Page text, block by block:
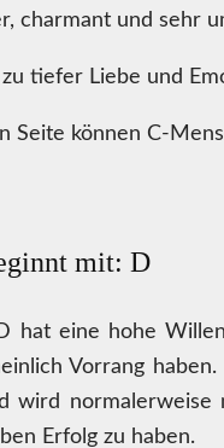
charmant und sehr
tiefer Liebe und
Seite können C-
mit: D
hat eine hohe
Vorrang
wird normalerweise
Erfolg zu haben.